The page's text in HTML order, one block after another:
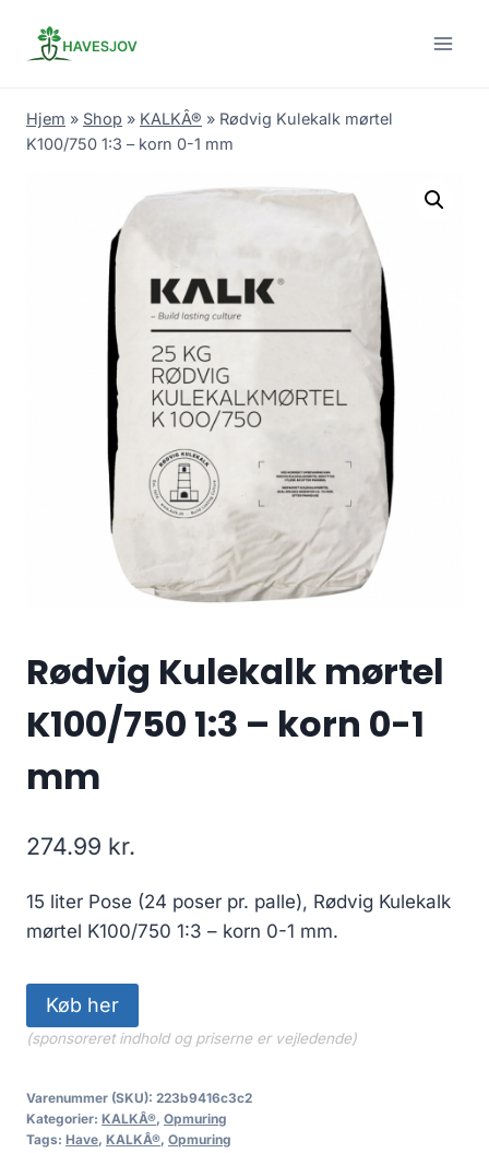
Hjem » Shop » KALKÂ® » Rødvig Kulekalk mørtel
K100/750 1:3 – korn 0-1 mm
Rødvig Kulekalk mørtel
K100/750 1:3 – korn 0-1
mm
274.99 kr.
15 liter Pose (24 poser pr. palle), Rødvig Kulekalk
mørtel K100/750 1:3 – korn 0-1 mm.
Køb her
(sponsoreret indhold og priserne er vejledende)
Varenummer (SKU): 223b9416c3c2
Kategorier: KALKÂ®, Opmuring
Tags: Have, KALKÂ®, Opmuring